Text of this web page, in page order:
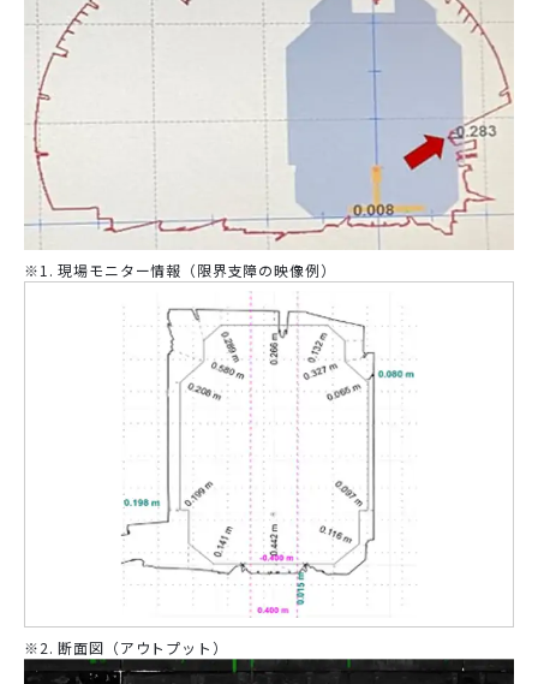
※1. 現場モニター情報（限界支障の映像例）
※2. 断面図（アウトプット）